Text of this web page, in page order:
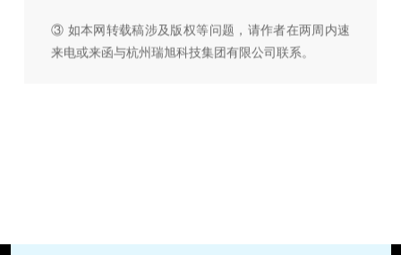
③ 如本网转载稿涉及版权等问题，请作者在两周内速
来电或来函与杭州瑞旭科技集团有限公司联系。